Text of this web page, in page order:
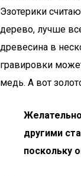
Эзотерики
дерево, лучше
древесина в
гравировки
медь. А вот
другими
поскольку